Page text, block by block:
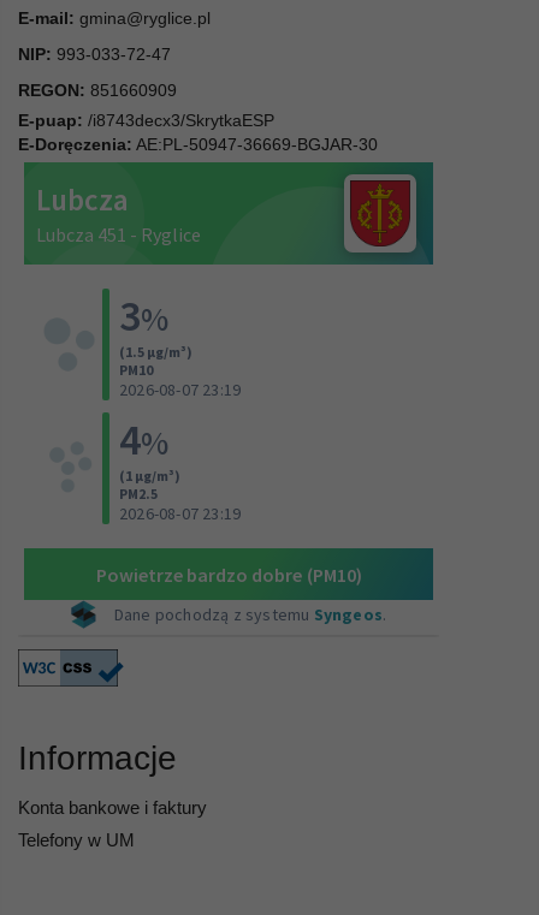
E-mail: gmina@ryglice.pl
NIP: 993-033-72-47
REGON: 851660909
E-puap: /i8743decx3/SkrytkaESP
E-Doręczenia: AE:PL-50947-36669-BGJAR-30
Informacje
Konta bankowe i faktury
Telefony w UM